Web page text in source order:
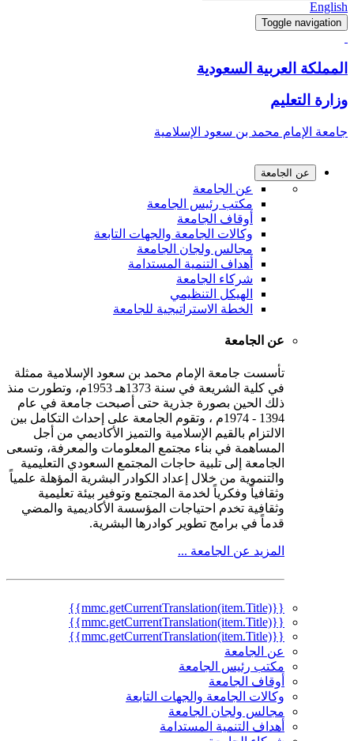
English
Toggle navigation
المملكة العربية السعودية
وزارة التعليم
جامعة الإمام محمد بن سعود الإسلامية
عن الجامعة
عن الجامعة
مكتب رئيس الجامعة
أوقاف الجامعة
وكالات الجامعة والجهات التابعة
مجالس ولجان الجامعة
أهداف التنمية المستدامة
شركاء الجامعة
الهيكل التنظيمي
الخطة الاستراتيجية للجامعة
عن الجامعة
تأسست جامعة الإمام محمد بن سعود الإسلامية ممثلة
في كلية الشريعة في سنة 1373هـ 1953م، وتطورت منذ
ذلك الحين بصورة جذرية حتى أصبحت جامعة في عام
1394 - 1974م ، وتقوم الجامعة على إحداث التكامل بين
الالتزام بالقيم الإسلامية والتميز الأكاديمي من أجل
المساهمة في بناء مجتمع المعلومات والمعرفة، وتسعى
الجامعة إلى تلبية حاجات المجتمع السعودي التعليمية
والتنموية من خلال إعداد الكوادر البشرية المؤهلة علمياً
وثقافياً وفكرياً لخدمة المجتمع وتوفير بيئة تعليمية
وثقافية تخدم احتياجات المؤسسة الأكاديمية والمضي
قدماً في برامج تطوير كوادرها البشرية.
المزيد عن الجامعة ...
{{mmc.getCurrentTranslation(item.Title)}}
{{mmc.getCurrentTranslation(item.Title)}}
{{mmc.getCurrentTranslation(item.Title)}}
عن الجامعة
مكتب رئيس الجامعة
أوقاف الجامعة
وكالات الجامعة والجهات التابعة
مجالس ولجان الجامعة
أهداف التنمية المستدامة